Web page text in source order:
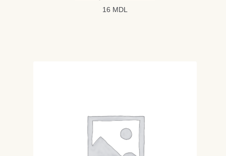
16 MDL